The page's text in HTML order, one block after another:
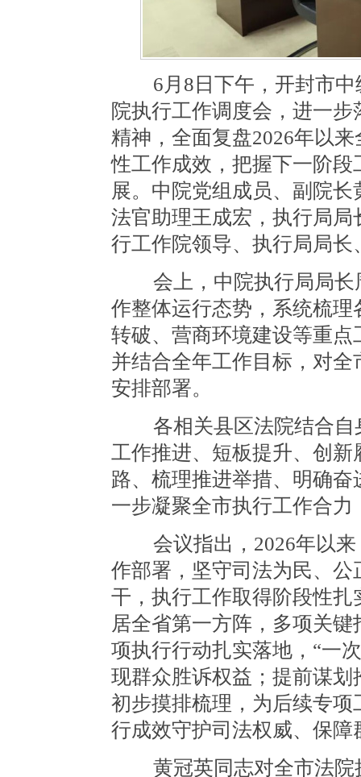
6月8日下午，开封市中
院执行工作调度会，进一
精神，全面复盘2026年以
性工作成效，把握下一阶
展。中院党组成员、副院
法官助理王成宏，执行局
行工作院领导、执行局局
会上，中院执行局局长
作整体运行态势，系统梳
转破、营商环境建设等重
并结合全年工作目标，对
安排部署。
各相关县区法院结合自
工作推进、短板提升、创
路、梳理推进举措、明确
一步凝聚全市执行工作合
会议指出，2026年以来
作部署，坚守司法为民、
干，执行工作取得阶段性
居全省第一方阵，多项关
项执行行动扎实落地，“一
现群众胜诉权益；提前谋
初步摸排梳理，为后续专
行成效守护司法权威、保
黄冠英同志对全市法院